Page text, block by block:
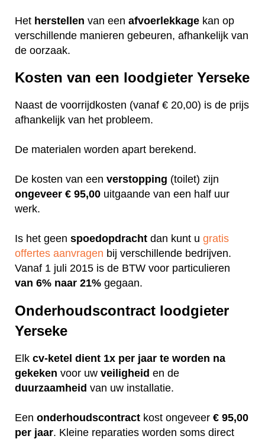
Het herstellen van een afvoerlekkage kan op
verschillende manieren gebeuren, afhankelijk van
de oorzaak.
Kosten van een loodgieter Yerseke
Naast de voorrijdkosten (vanaf € 20,00) is de prijs
afhankelijk van het probleem.
De materialen worden apart berekend.
De kosten van een verstopping (toilet) zijn
ongeveer € 95,00 uitgaande van een half uur
werk.
Is het geen spoedopdracht dan kunt u gratis
offertes aanvragen bij verschillende bedrijven.
Vanaf 1 juli 2015 is de BTW voor particulieren
van 6% naar 21% gegaan.
Onderhoudscontract loodgieter
Yerseke
Elk cv-ketel dient 1x per jaar te worden na
gekeken voor uw veiligheid en de
duurzaamheid van uw installatie.
Een onderhoudscontract kost ongeveer € 95,00
per jaar. Kleine reparaties worden soms direct